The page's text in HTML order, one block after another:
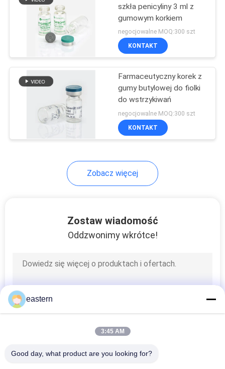
Etykieta butelki
medycyny
Pudełko na butelki z
Małe szklane fiolki
szkła penicyliny 3 ml z
gumowym korkiem
negocjowalne MOQ:300 szt
KONTAKT
Farmaceutyczny korek z
gumy butylowej do fiolki
do wstrzykiwań
negocjowalne MOQ:300 szt
KONTAKT
Zobacz więcej
Zostaw wiadomość
Oddzwonimy wkrótce!
eastern
3:45 AM
Good day, what product are you looking for?